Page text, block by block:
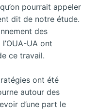
pourrait appeler
dit de notre étude.
des
UA ont
ce travail.
ont été
autour des
d’une part le